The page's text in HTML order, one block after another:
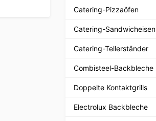
Catering-Pizzaöfen
Catering-Sandwicheisen
Catering-Tellerständer
Combisteel-Backbleche
Doppelte Kontaktgrills
Electrolux Backbleche